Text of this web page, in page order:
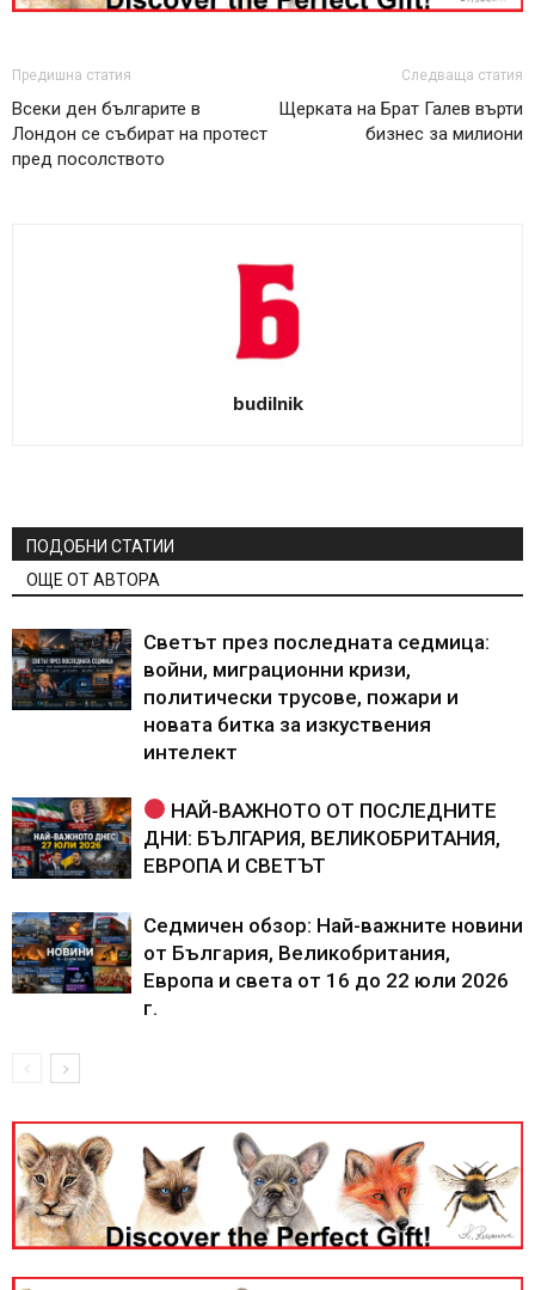
Предишна статия
Всеки ден българите в
Лондон се събират на протест
пред посолството
Следваща статия
Щерката на Брат Галев върти
бизнес за милиони
budilnik
ПОДОБНИ СТАТИИ
ОЩЕ ОТ АВТОРА
Светът през последната седмица:
войни, миграционни кризи,
политически трусове, пожари и
новата битка за изкуствения
интелект
НАЙ-ВАЖНОТО ОТ ПОСЛЕДНИТЕ
ДНИ: БЪЛГАРИЯ, ВЕЛИКОБРИТАНИЯ,
ЕВРОПА И СВЕТЪТ
Седмичен обзор: Най-важните новини
от България, Великобритания,
Европа и света от 16 до 22 юли 2026
г.